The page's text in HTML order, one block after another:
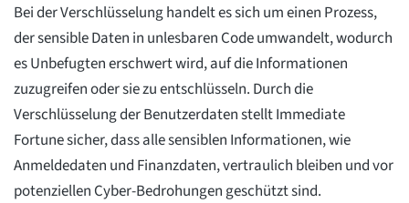
Bei der Verschlüsselung handelt es sich um einen Prozess,
der sensible Daten in unlesbaren Code umwandelt, wodurch
es Unbefugten erschwert wird, auf die Informationen
zuzugreifen oder sie zu entschlüsseln. Durch die
Verschlüsselung der Benutzerdaten stellt Immediate
Fortune sicher, dass alle sensiblen Informationen, wie
Anmeldedaten und Finanzdaten, vertraulich bleiben und vor
potenziellen Cyber-Bedrohungen geschützt sind.